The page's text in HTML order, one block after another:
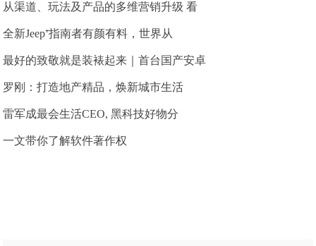
从渠道、玩法及产品的多维营销升级 看
全新Jeep⁺指南者有颜有料，世界从
最好的致敬就是装裱起来｜首台国产安卓
罗刚：打造地产精品，焕新城市生活
雷军成最会生活CEO, 黑科技好物分
一文带你了解软件著作权